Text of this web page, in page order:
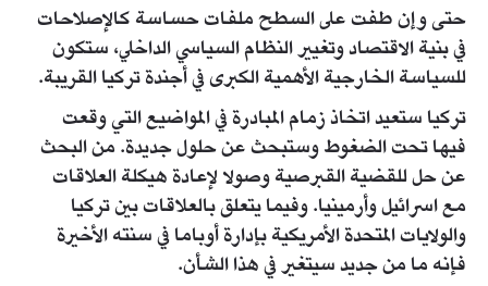
حتى وإن طفت على السطح ملفات حساسة كالإصلاحات
في بنية الاقتصاد وتغيير النظام السياسي الداخلي، ستكون
للسياسة الخارجية الأهمية الكبرى في أجندة تركيا القريبة.
تركيا ستعيد اتخاذ زمام المبادرة في المواضيع التي وقعت
فيها تحت الضغوط وستبحث عن حلول جديدة. من البحث
عن حل للقضية القبرصية وصولا لإعادة هيكلة العلاقات
مع اسرائيل وأرمينيا. وفيما يتعلق بالعلاقات بين تركيا
والولايات المتحدة الأمريكية بإدارة أوباما في سنته الأخيرة
فإنه ما من جديد سيتغير في هذا الشأن.